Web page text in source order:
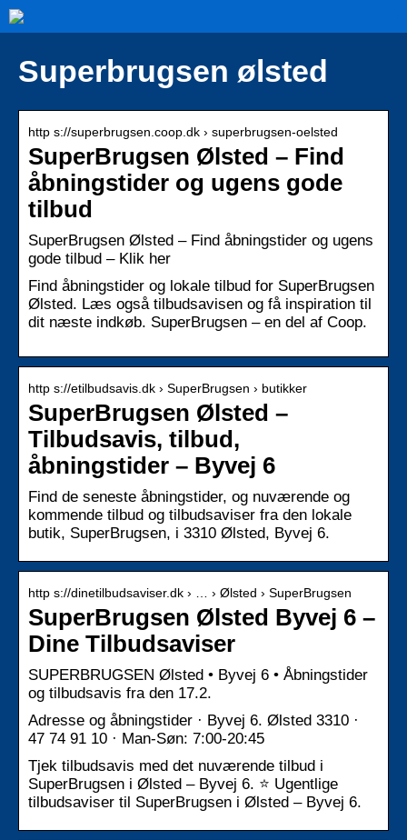
Superbrugsen ølsted
http s://superbrugsen.coop.dk › superbrugsen-oelsted
SuperBrugsen Ølsted – Find
åbningstider og ugens gode
tilbud
SuperBrugsen Ølsted – Find åbningstider og ugens
gode tilbud – Klik her
Find åbningstider og lokale tilbud for SuperBrugsen
Ølsted. Læs også tilbudsavisen og få inspiration til
dit næste indkøb. SuperBrugsen – en del af Coop.
http s://etilbudsavis.dk › SuperBrugsen › butikker
SuperBrugsen Ølsted –
Tilbudsavis, tilbud,
åbningstider – Byvej 6
Find de seneste åbningstider, og nuværende og
kommende tilbud og tilbudsaviser fra den lokale
butik, SuperBrugsen, i 3310 Ølsted, Byvej 6.
http s://dinetilbudsaviser.dk › … › Ølsted › SuperBrugsen
SuperBrugsen Ølsted Byvej 6 –
Dine Tilbudsaviser
SUPERBRUGSEN Ølsted • Byvej 6 • Åbningstider
og tilbudsavis fra den 17.2.
Adresse og åbningstider · Byvej 6. Ølsted 3310 ·
47 74 91 10 · Man-Søn: 7:00-20:45
Tjek tilbudsavis med det nuværende tilbud i
SuperBrugsen i Ølsted – Byvej 6. ⭐ Ugentlige
tilbudsaviser til SuperBrugsen i Ølsted – Byvej 6.